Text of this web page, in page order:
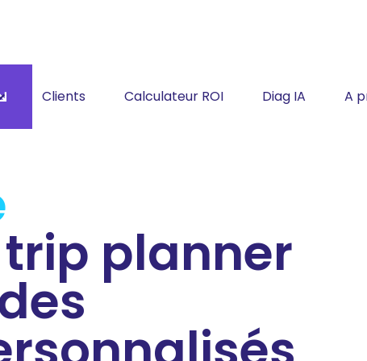
Clients Calculateur ROI Diag IA A
planner